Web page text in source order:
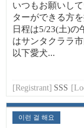
いつもお願いし
ターができる方
日程は5/23(土)の
はサンタクララ市
以下愛犬...
[Registrant] SSS
이런 걸 해요